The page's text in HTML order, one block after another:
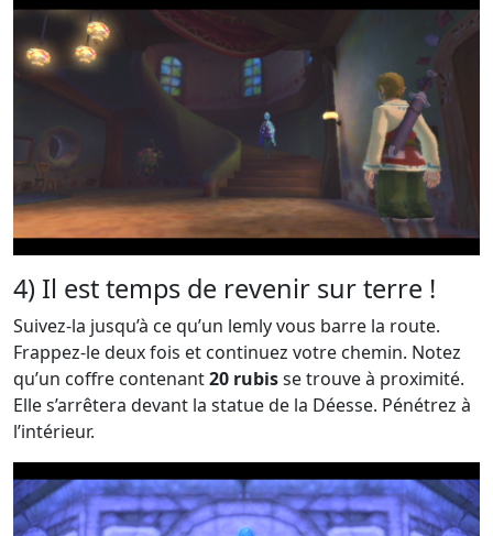
4) Il est temps de revenir sur terre !
Suivez-la jusqu’à ce qu’un lemly vous barre la route.
Frappez-le deux fois et continuez votre chemin. Notez
qu’un coffre contenant20 rubisse trouve à proximité.
Elle s’arrêtera devant la statue de la Déesse. Pénétrez à
l’intérieur.